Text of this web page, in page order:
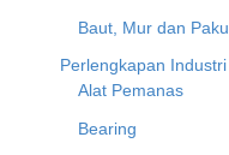
Baut, Mur dan Paku
Perlengkapan Industri
Alat Pemanas
Bearing